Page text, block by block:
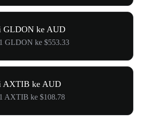
GLDON ke AUD
GLDON ke $553.33
AXTIB ke AUD
AXTIB ke $108.78